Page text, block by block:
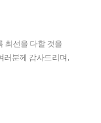
최선을 다할 것을
러분께 감사드리며,